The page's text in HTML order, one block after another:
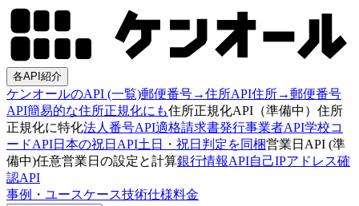
各API紹介
ケンオールのAPI (一覧)郵便番号→住所API住所→郵便番号
API簡易的な住所正規化にも住所正規化API（準備中） 住所
正規化に特化法人番号API適格請求書発行事業者API学校コ
ードAPI日本の祝日API土日・祝日判定を同梱営業日API (準
備中)任意営業日の設定と計算銀行情報API自己IPアドレス確
認API
事例・ユースケース技術仕様料金